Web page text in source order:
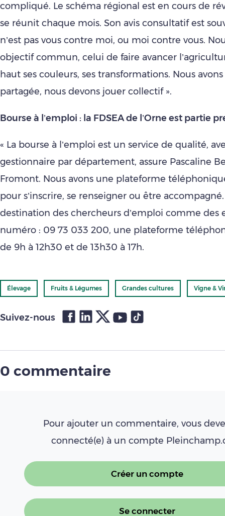
compliqué. Le schéma régional est en cours de
se réunit chaque mois. Son avis consultatif est
n’est pas vous contre moi, ou moi contre vous.
objectif commun, celui de faire avancer
haut ses couleurs, ses transformations. Nous
partagée, nous devons jouer collectif ».
Bourse à l’emploi : la FDSEA de l’Orne est partie
« La bourse à l’emploi est un service de qualité,
gestionnaire par département, assure Pascaline
Fromont. Nous avons une plateforme
pour s’inscrire, se renseigner ou être
destination des chercheurs d’emploi comme des
numéro : 09 73 033 200, une plateforme
de 9h à 12h30 et de 13h30 à 17h.
Élevage Fruits & Légumes Grandes cultures Vigne &
Suivez-nous
0 commentaire
Pour ajouter un commentaire, vous
connecté(e) à un compte
Créer un compte
Se connecter